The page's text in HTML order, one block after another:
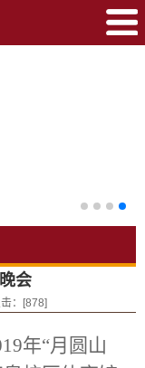
会
：[878]
年“月圆山